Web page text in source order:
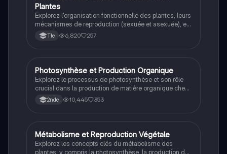
Plantes
Explorez l'organisation fonctionnelle des plantes, leurs
mécanismes de reproduction (sexuée et asexuée), et
le processus de domestication. Ce document aborde
des concepts clés tels que la photosynthèse, la
en biologie végétale.
Tle 6,820 257
SVT
Photosynthèse et Production Organique
Explorez le processus de photosynthèse et son rôle
crucial dans la production de matière organique chez
les plantes. Cette fiche détaillée aborde les
mécanismes chimiques, les types de pigments, et les
l'interaction avec d'autres espèces. Idéal pour les
étudiants préparant le bac en SVT.
2nde 10,445 353
SVT
Métabolisme et Reproduction Végétale
Explorez les concepts clés du métabolisme des
plantes, y compris la photosynthèse, la production de